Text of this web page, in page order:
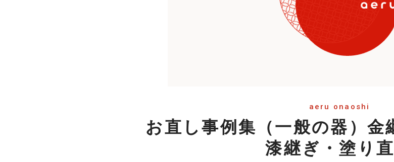
aeru onaoshi
お直し事例集（一般の器）金
漆継ぎ・塗り